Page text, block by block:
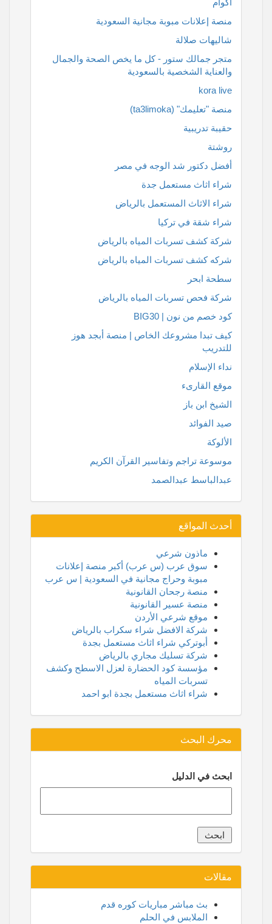
اكوام
منصة إعلانات مبوبة مجانية السعودية
شاليهات صلالة
متجر جمالك ستور - كل ما يخص الصحة والجمال
والعناية الشخصية بالسعودية
kora live
منصة "تعليمك" (ta3limoka)
حقيبة تدريبية
روشتة
أفضل دكتور شد الوجه في مصر
شراء اثاث مستعمل جدة
شراء الاثاث المستعمل بالرياض
شراء شقة في تركيا
شركة كشف تسربات المياه بالرياض
شركه كشف تسربات المياه بالرياض
سطحة ابحر
شركة فحص تسربات المياه بالرياض
كود خصم من نون | BIG30
كيف تبدا مشروعك الخاص | منصة أبجد هوز
للتدريب
نداء الإسلام
موقع القارىء
الشيخ ابن باز
صيد الفوائد
الألوكة
موسوعة تراجم وتفاسير القرآن الكريم
عبدالباسط عبدالصمد
أحدث المواقع
ماذون شرعي
سوق عرب (س عرب) أكبر منصة إعلانات
مبوبة وحراج مجانية في السعودية | س عرب
منصة رجحان القانونية
منصة عسير القانونية
موقع شرعي الأردن
شركة الافضل شراء سكراب بالرياض
أبوتركي شراء اثاث مستعمل بجدة
شركة تسليك مجاري بالرياض
مؤسسة كود الحضارة لعزل الاسطح وكشف
تسربات المياه
شراء اثاث مستعمل بجدة ابو احمد
محرك البحث
ابحث في الدليل
مقالات
بث مباشر مباريات كوره قدم
الملابس في الحلم